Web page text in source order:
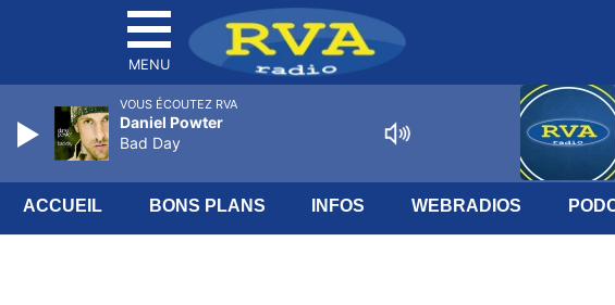
MENU
ACCUEIL BONS PLANS INFOS WEBRADIOS
VOUS ÉCOUTEZ RVA
Daniel Powter
Bad Day